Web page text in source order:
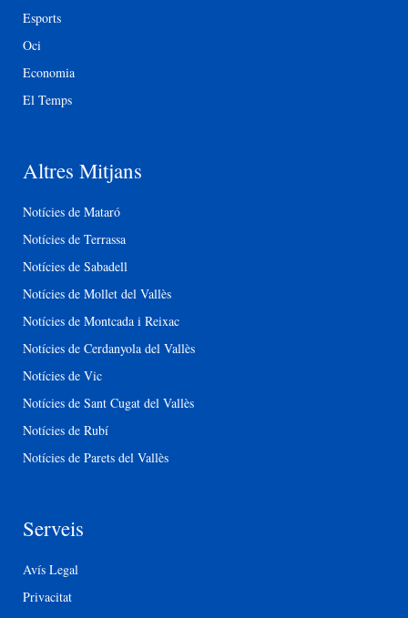
Esports
Oci
Economia
El Temps
Altres Mitjans
Notícies de Mataró
Notícies de Terrassa
Notícies de Sabadell
Notícies de Mollet del Vallès
Notícies de Montcada i Reixac
Notícies de Cerdanyola del Vallès
Notícies de Vic
Notícies de Sant Cugat del Vallès
Notícies de Rubí
Notícies de Parets del Vallès
Serveis
Avís Legal
Privacitat